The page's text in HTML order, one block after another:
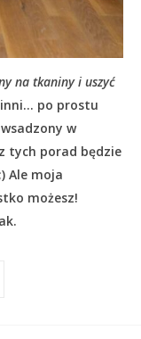
na tkaniny i uszyć
po prostu
w
tych porad będzie
Ale moja
możesz!